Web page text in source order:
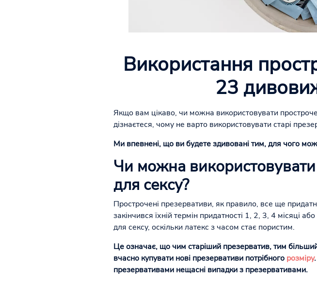
Використання
23
Якщо вам цікаво, чи можна використовувати
дізнаєтеся, чому не варто використовувати старі
Ми впевнені, що ви будете здивовані тим, для чого
Чи можна
для сексу?
Прострочені презервативи, як правило, все ще
закінчився їхній термін придатності 1, 2, 3, 4 місяці
для сексу, оскільки латекс з часом стає пористим.
Це означає, що чим старіший презерватив, тим
вчасно купувати нові презервативи потрібного розміру.
презервативами нещасні випадки з презервативами.